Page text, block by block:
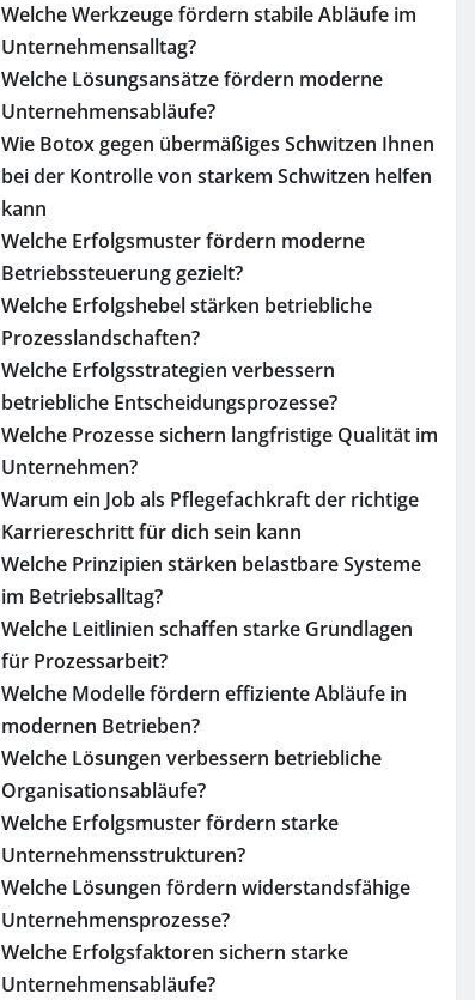
Welche Werkzeuge fördern stabile Abläufe im
Unternehmensalltag?
Welche Lösungsansätze fördern moderne
Unternehmensabläufe?
Wie Botox gegen übermäßiges Schwitzen Ihnen
bei der Kontrolle von starkem Schwitzen helfen
kann
Welche Erfolgsmuster fördern moderne
Betriebssteuerung gezielt?
Welche Erfolgshebel stärken betriebliche
Prozesslandschaften?
Welche Erfolgsstrategien verbessern
betriebliche Entscheidungsprozesse?
Welche Prozesse sichern langfristige Qualität im
Unternehmen?
Warum ein Job als Pflegefachkraft der richtige
Karriereschritt für dich sein kann
Welche Prinzipien stärken belastbare Systeme
im Betriebsalltag?
Welche Leitlinien schaffen starke Grundlagen
für Prozessarbeit?
Welche Modelle fördern effiziente Abläufe in
modernen Betrieben?
Welche Lösungen verbessern betriebliche
Organisationsabläufe?
Welche Erfolgsmuster fördern starke
Unternehmensstrukturen?
Welche Lösungen fördern widerstandsfähige
Unternehmensprozesse?
Welche Erfolgsfaktoren sichern starke
Unternehmensabläufe?